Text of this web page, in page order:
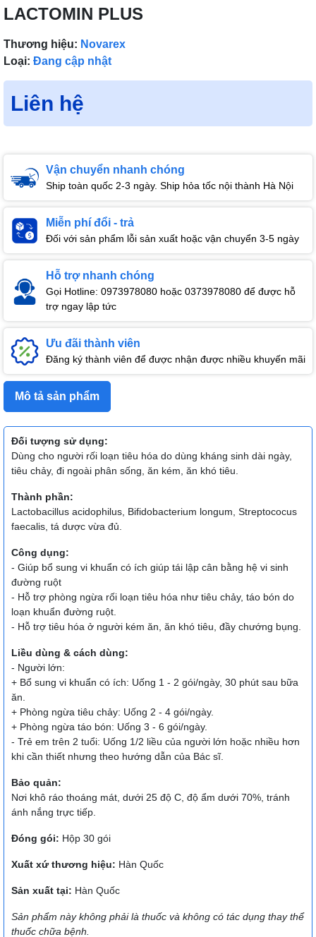
LACTOMIN PLUS
Thương hiệu: Novarex
Loại: Đang cập nhật
Liên hệ
Vận chuyển nhanh chóng
Ship toàn quốc 2-3 ngày. Ship hỏa tốc nội thành Hà Nội
Miễn phí đổi - trả
Đối với sản phẩm lỗi sản xuất hoặc vận chuyển 3-5 ngày
Hỗ trợ nhanh chóng
Gọi Hotline: 0973978080 hoặc 0373978080 để được hỗ
trợ ngay lập tức
Ưu đãi thành viên
Đăng ký thành viên để được nhận được nhiều khuyến mãi
Mô tả sản phẩm
Đối tượng sử dụng:
Dùng cho người rối loạn tiêu hóa do dùng kháng sinh dài ngày,
tiêu chảy, đi ngoài phân sống, ăn kém, ăn khó tiêu.
Thành phần:
Lactobacillus acidophilus, Bifidobacterium longum, Streptococus
faecalis, tá dược vừa đủ.
Công dụng:
- Giúp bổ sung vi khuẩn có ích giúp tái lập cân bằng hệ vi sinh
đường ruột
- Hỗ trợ phòng ngừa rối loạn tiêu hóa như tiêu chảy, táo bón do
loạn khuẩn đường ruột.
- Hỗ trợ tiêu hóa ở người kém ăn, ăn khó tiêu, đầy chướng bụng.
Liều dùng & cách dùng:
- Người lớn:
+ Bổ sung vi khuẩn có ích: Uống 1 - 2 gói/ngày, 30 phút sau bữa
ăn.
+ Phòng ngừa tiêu chảy: Uống 2 - 4 gói/ngày.
+ Phòng ngừa táo bón: Uống 3 - 6 gói/ngày.
- Trẻ em trên 2 tuổi: Uống 1/2 liều của người lớn hoặc nhiều hơn
khi cần thiết nhưng theo hướng dẫn của Bác sĩ.
Bảo quản:
Nơi khô ráo thoáng mát, dưới 25 độ C, độ ẩm dưới 70%, tránh
ánh nắng trực tiếp.
Đóng gói: Hộp 30 gói
Xuất xứ thương hiệu: Hàn Quốc
Sản xuất tại: Hàn Quốc
Sản phẩm này không phải là thuốc và không có tác dụng thay thể
thuốc chữa bệnh.